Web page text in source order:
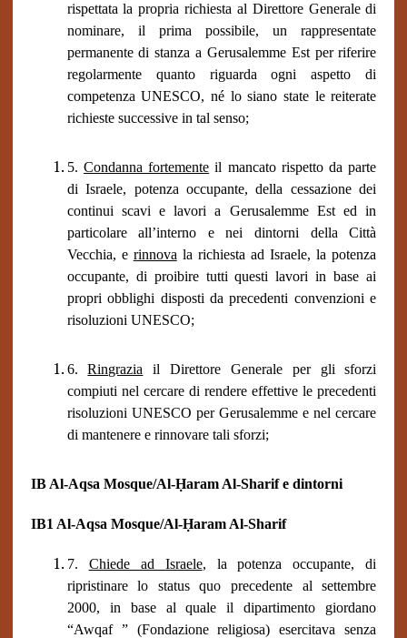
rispettata la propria richiesta al Direttore Generale di
nominare, il prima possibile, un rappresentate
permanente di stanza a Gerusalemme Est per riferire
regolarmente quanto riguarda ogni aspetto di
competenza UNESCO, né lo siano state le reiterate
richieste successive in tal senso;
5. Condanna fortemente il mancato rispetto da parte
di Israele, potenza occupante, della cessazione dei
continui scavi e lavori a Gerusalemme Est ed in
particolare all’interno e nei dintorni della Città
Vecchia, e rinnova la richiesta ad Israele, la potenza
occupante, di proibire tutti questi lavori in base ai
propri obblighi disposti da precedenti convenzioni e
risoluzioni UNESCO;
6.Ringrazia il Direttore Generale per gli sforzi
compiuti nel cercare di rendere effettive le precedenti
risoluzioni UNESCO per Gerusalemme e nel cercare
di mantenere e rinnovare tali sforzi;
IB Al-Aqsa Mosque/Al-Ḥaram Al-Sharif e dintorni
IB1 Al-Aqsa Mosque/Al-Ḥaram Al-Sharif
7. Chiede ad Israele, la potenza occupante, di
ripristinare lo status quo precedente al settembre
2000, in base al quale il dipartimento giordano
“Awqaf ” (Fondazione religiosa) esercitava senza